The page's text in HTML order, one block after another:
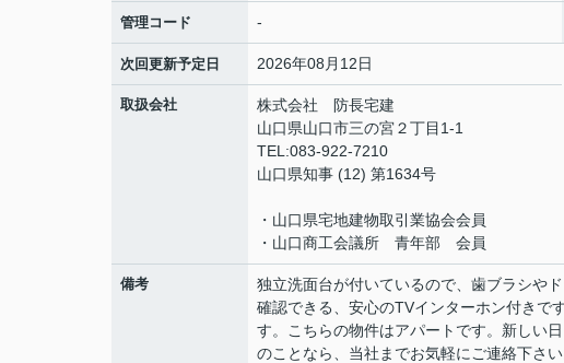
管理コード -
次回更新予定日 2026年08月12日
取扱会社
株式会社 防長宅建
山口県山口市三の宮２丁目1-1
TEL:083-922-7210
山口県知事 (12) 第1634号
・山口県宅地建物取引業協会会員
・山口商工会議所 青年部 会員
備考
独立洗面台が付いているので、歯ブラシや
確認できる、安心のTVインターホン付きで
す。こちらの物件はアパートです。新しい
のことなら、当社までお気軽にご連絡下さ